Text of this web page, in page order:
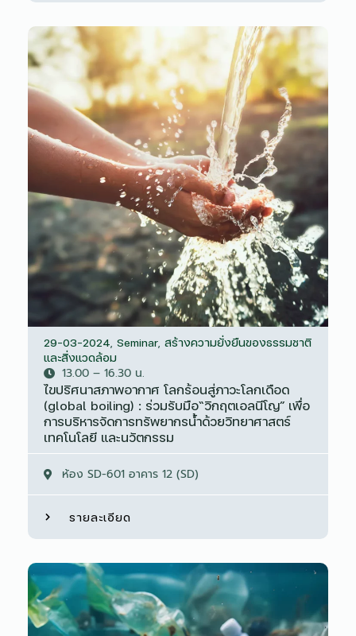
29-03-2024, Seminar, สร้างความยั่งยืนของธรรมชาติ
และสิ่งแวดล้อม
13.00 – 16.30 น.
ไขปริศนาสภาพอากาศ โลกร้อนสู่ภาวะโลกเดือด
(global boiling) : ร่วมรับมือ“วิกฤตเอลนีโญ” เพื่อ
การบริหารจัดการทรัพยากรน้ำด้วยวิทยาศาสตร์
เทคโนโลยี และนวัตกรรม
ห้อง SD-601 อาคาร 12 (SD)
รายละเอียด